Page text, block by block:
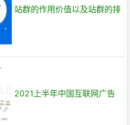
站群的作用价值以及站群的排
2021上半年中国互联网广告